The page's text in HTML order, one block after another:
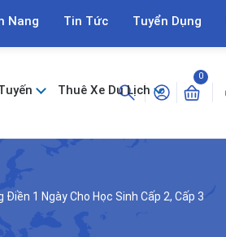
Nang Tin Tức Tuyển Dụng
Thuê Xe Du Lịch
0
1 Ngày Cho Học Sinh Cấp 2, Cấp 3